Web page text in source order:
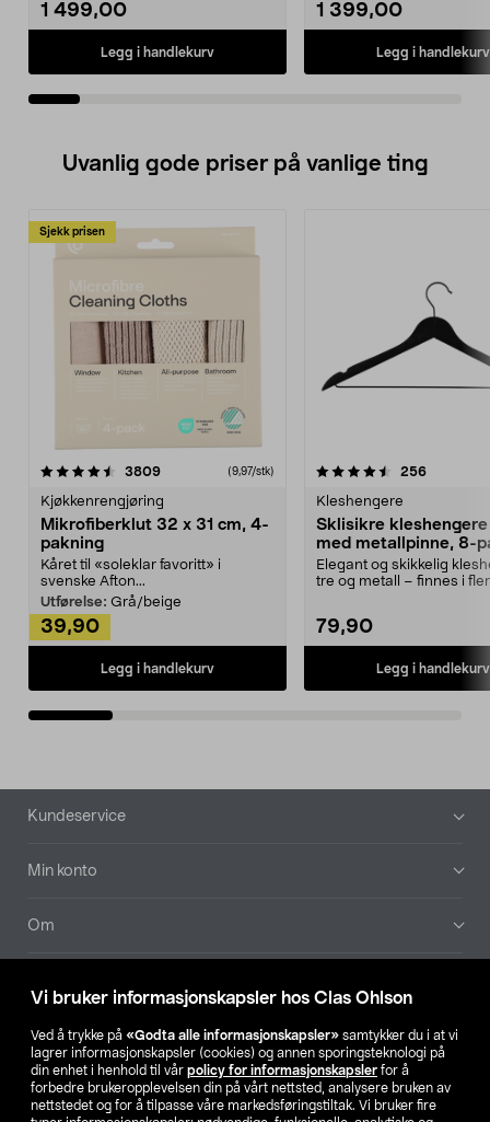
Vi bruker informasjonskapsler hos Clas Ohlson
Ved å trykke på «Godta alle informasjonskapsler» samtykker du i at vi
lagrer informasjonskapsler (cookies) og annen sporingsteknologi på
din enhet i henhold til vår policy for informasjonskapsler for å
forbedre brukeropplevelsen din på vårt nettsted, analysere bruken av
nettstedet og for å tilpasse våre markedsføringstiltak. Vi bruker fire
1 499,00
Legg i handlekurv
1 399,00
Legg i handlekurv
Uvanlig gode priser på vanlige ting
Sjekk prisen
3809anmeldelser(9,97/stk)
Kjøkkenrengjøring
Mikrofiberklut 32 x 31 cm, 4-
pakning
Kåret til «soleklar favoritt» i
svenske Afton...
Utførelse: Grå/beige
39,90
Legg i handlekurv
4.5av 5 stjerner 256
Kleshengere
Sklisikre
med metallpinne, 8-
Elegant og skikkelig
tre og metall – finnes i
79,90
Legg i handlekurv
4.5av 5 stjerner
Bunntekst
Kundeservice
Min konto
Om
Våre selskaper
Finn din butikk